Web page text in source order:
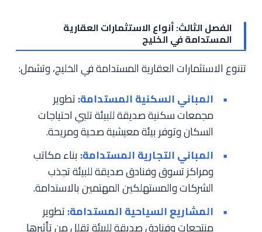
الفصل الثالث: أنواع الاستثمارات العقارية
المستدامة في الخليج
تتنوع الاستثمارات العقارية المستدامة في الخليج، وتشمل:
المباني السكنية المستدامة:تطوير
مجمعات سكنية صديقة للبيئة تلبي احتياجات
السكان وتوفر بيئة معيشية صحية ومريحة.
المباني التجارية المستدامة: بناء مكاتب
ومراكز تسوق وفنادق صديقة للبيئة تجذب
الشركات والمستهلكين المهتمين بالاستدامة.
المشاريع السياحية المستدامة:تطوير
منتجعات وفنادق صديقة للبيئة تقلل من تأثيرها